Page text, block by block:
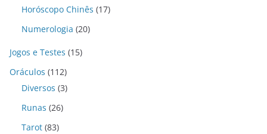
Horóscopo Chinês (17)
Numerologia (20)
Jogos e Testes (15)
Oráculos (112)
Diversos (3)
Runas (26)
Tarot (83)